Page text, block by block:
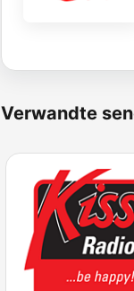
Verwandte